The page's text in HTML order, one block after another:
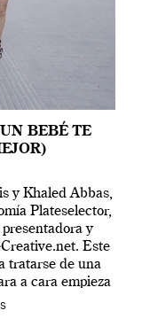
BEBÉ TE
y Khaled Abbas,
Plateselector,
y
Este
tratarse de una
a cara empieza